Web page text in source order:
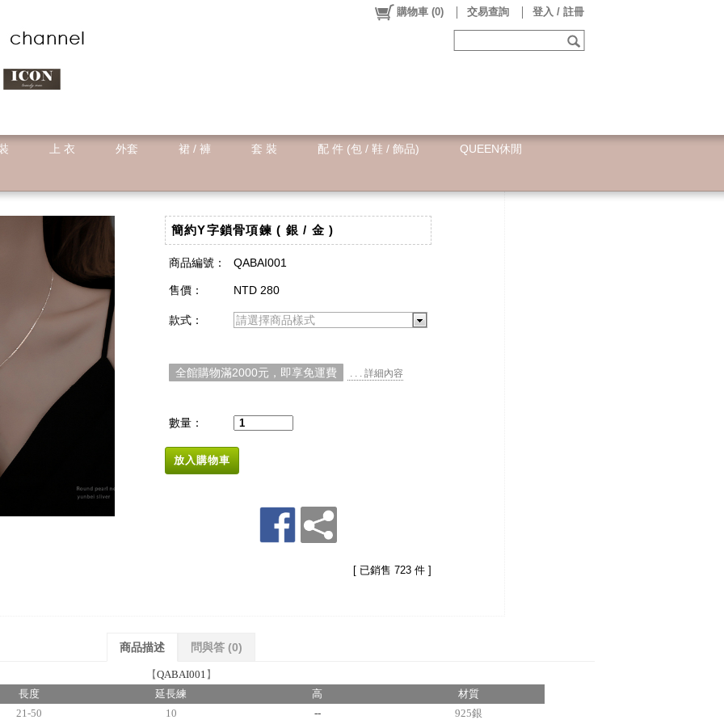
購物車 (0) 交易查詢 登入 / 註冊
上 衣 外套 裙 / 褲 套 裝 配 件 (包 / 鞋 / 飾品) QUEEN休閒
簡約Y字鎖骨項鍊 ( 銀 / 金 )
商品編號： QABAI001
售價： NTD 280
款式： 請選擇商品樣式
全館購物滿2000元，即享免運費 . . . 詳細內容
數量：
放入購物車
[ 已銷售 723 件 ]
商品描述 問與答 (0)